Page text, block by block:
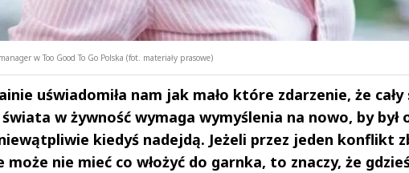
w Too Good To Go Polska (fot. materiały prasowe)
uświadomiła nam jak mało które zdarzenie, że
w żywność wymaga wymyślenia na nowo, by był
kiedyś nadejdą. Jeżeli przez jeden konflikt
może nie mieć co włożyć do garnka, to znaczy, że